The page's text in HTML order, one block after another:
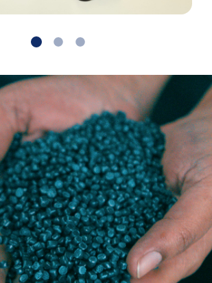
Sonstige
Weiter